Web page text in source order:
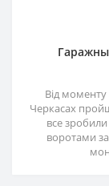
Від моменту
Черкасах
все
воротами